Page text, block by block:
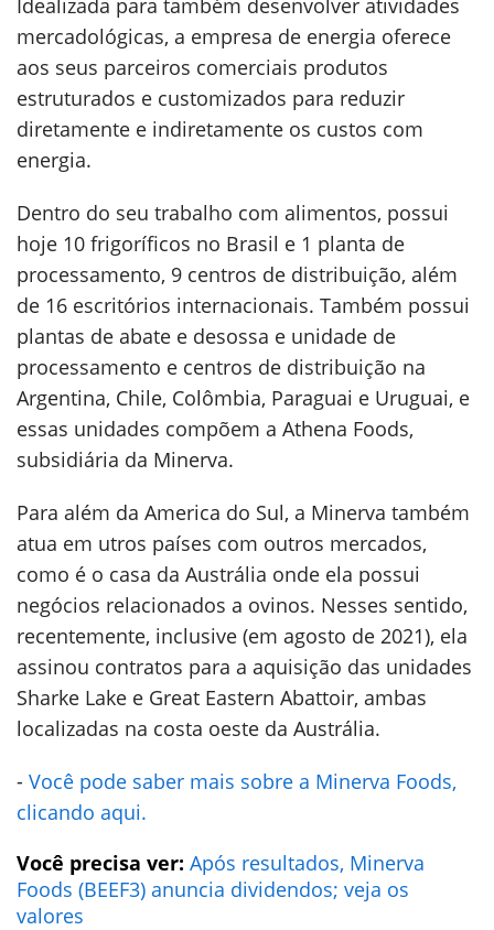
Idealizada para também desenvolver atividades
mercadológicas, a empresa de energia oferece
aos seus parceiros comerciais produtos
estruturados e customizados para reduzir
diretamente e indiretamente os custos com
energia.
Dentro do seu trabalho com alimentos, possui
hoje 10 frigoríficos no Brasil e 1 planta de
processamento, 9 centros de distribuição, além
de 16 escritórios internacionais. Também possui
plantas de abate e desossa e unidade de
processamento e centros de distribuição na
Argentina, Chile, Colômbia, Paraguai e Uruguai, e
essas unidades compõem a Athena Foods,
subsidiária da Minerva.
Para além da America do Sul, a Minerva também
atua em utros países com outros mercados,
como é o casa da Austrália onde ela possui
negócios relacionados a ovinos. Nesses sentido,
recentemente, inclusive (em agosto de 2021), ela
assinou contratos para a aquisição das unidades
Sharke Lake e Great Eastern Abattoir, ambas
localizadas na costa oeste da Austrália.
- Você pode saber mais sobre a Minerva Foods,
clicando aqui.
Você precisa ver: Após resultados, Minerva
Foods (BEEF3) anuncia dividendos; veja os
valores